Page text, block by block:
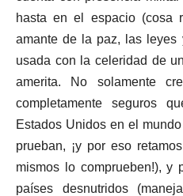
hasta en el espacio (cosa
amante de la paz, las
usada con la celeridad de
amerita. No solamente
completamente seguros
Estados Unidos en el
prueban, ¡y por eso
mismos lo comprueben!), y
países desnutridos